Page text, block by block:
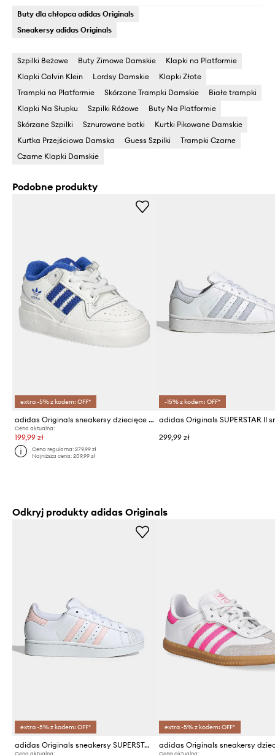
Buty dla chłopca adidas Originals
Sneakersy adidas Originals
Szpilki Beżowe Buty Zimowe Damskie
Klapki na Platformie
Klapki Calvin Klein
Lordsy Damskie
Klapki Złote
Trampki na Platformie
Skórzane Trampki Damskie
Białe trampki
Klapki Na Słupku
Szpilki Różowe
Buty Na Platformie
Skórzane Szpilki
Sznurowane botki
Kurtki Pikowane Damskie
Kurtka Przejściowa Damska
Guess Szpilki
Trampki Czarne
Czarne Klapki Damskie
Podobne produkty
extra -5% z kodem: OFF*
adidas Originals sneakersy dziecięce FORUM LOW CL EL
Cena aktualna:
199,99 zł
Cena regularna:279,99 zł
Najniższa cena:209,99 zł
-15% z kodem: OFF*
299,99 zł
Odkryj produkty adidas Originals
extra -5% z kodem: OFF*
adidas Originals sneakersy SUPERSTAR II
extra -5% z kodem: OFF*